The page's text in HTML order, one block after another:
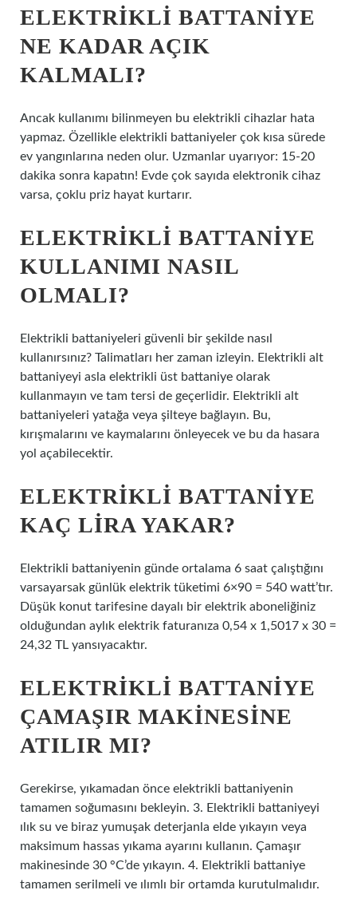
ELEKTRIKLI BATTANIYE
NE KADAR AÇIK
KALMALI?
Ancak kullanımı bilinmeyen bu elektrikli cihazlar hata
yapmaz. Özellikle elektrikli battaniyeler çok kısa sürede
ev yangınlarına neden olur. Uzmanlar uyarıyor: 15-20
dakika sonra kapatın! Evde çok sayıda elektronik cihaz
varsa, çoklu priz hayat kurtarır.
ELEKTRIKLI BATTANIYE
KULLANIMI NASIL
OLMALI?
Elektrikli battaniyeleri güvenli bir şekilde nasıl
kullanırsınız? Talimatları her zaman izleyin. Elektrikli alt
battaniyeyi asla elektrikli üst battaniye olarak
kullanmayın ve tam tersi de geçerlidir. Elektrikli alt
battaniyeleri yatağa veya şilteye bağlayın. Bu,
kırışmalarını ve kaymalarını önleyecek ve bu da hasara
yol açabilecektir.
ELEKTRIKLI BATTANIYE
KAÇ LIRA YAKAR?
Elektrikli battaniyenin günde ortalama 6 saat çalıştığını
varsayarsak günlük elektrik tüketimi 6×90 = 540 watt’tır.
Düşük konut tarifesine dayalı bir elektrik aboneliğiniz
olduğundan aylık elektrik faturanıza 0,54 x 1,5017 x 30 =
24,32 TL yansıyacaktır.
ELEKTRIKLI BATTANIYE
ÇAMAŞIR MAKINESINE
ATILIR MI?
Gerekirse, yıkamadan önce elektrikli battaniyenin
tamamen soğumasını bekleyin. 3. Elektrikli battaniyeyi
ılık su ve biraz yumuşak deterjanla elde yıkayın veya
maksimum hassas yıkama ayarını kullanın. Çamaşır
makinesinde 30 °C’de yıkayın. 4. Elektrikli battaniye
tamamen serilmeli ve ılımlı bir ortamda kurutulmalıdır.